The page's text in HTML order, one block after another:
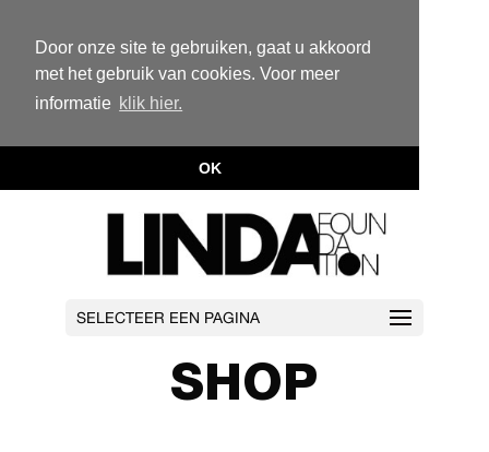
Door onze site te gebruiken, gaat u akkoord
met het gebruik van cookies. Voor meer
informatie klik hier.
OK
SELECTEER EEN PAGINA
SHOP